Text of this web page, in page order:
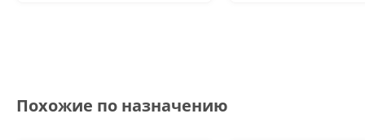
Похожие по назначению